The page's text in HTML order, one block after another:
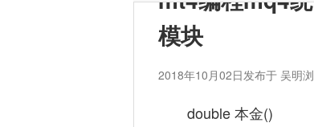
模块
2018年10月02日发布于 吴明
double 本金()